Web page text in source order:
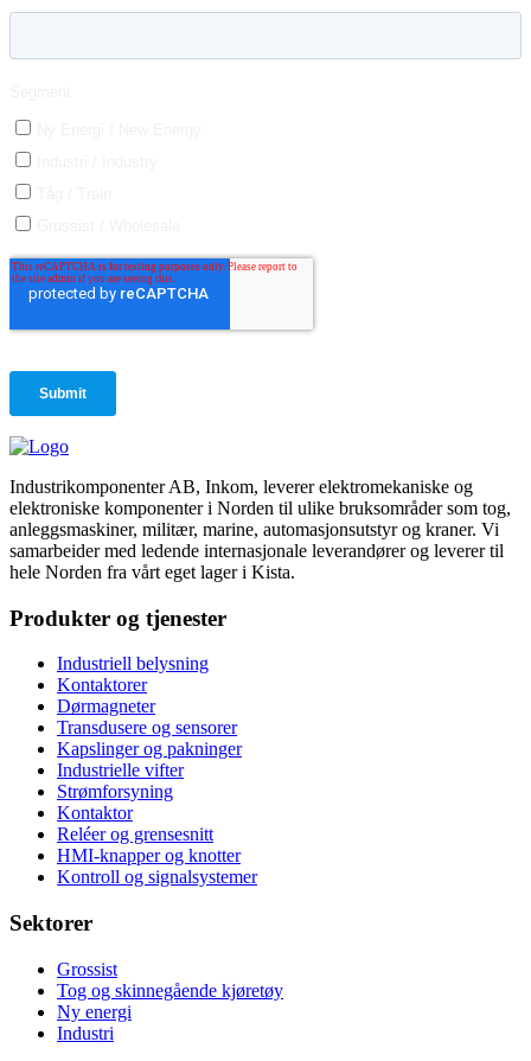
Industrikomponenter AB, Inkom, leverer elektromekaniske og
elektroniske komponenter i Norden til ulike bruksområder som tog,
anleggsmaskiner, militær, marine, automasjonsutstyr og kraner. Vi
samarbeider med ledende internasjonale leverandører og leverer til
hele Norden fra vårt eget lager i Kista.
Produkter og tjenester
Industriell belysning
Kontaktorer
Dørmagneter
Transdusere og sensorer
Kapslinger og pakninger
Industrielle vifter
Strømforsyning
Kontaktor
Reléer og grensesnitt
HMI-knapper og knotter
Kontroll og signalsystemer
Sektorer
Grossist
Tog og skinnegående kjøretøy
Ny energi
Industri